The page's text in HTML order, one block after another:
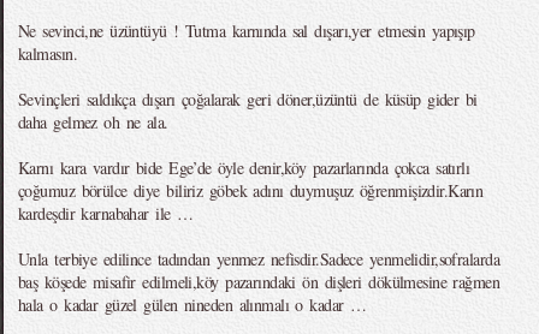
Ne sevinci,ne üzüntüyü ! Tutma karnında sal dışarı,yer etmesin yapışıp
kalmasın.
Sevinçleri saldıkça dışarı çoğalarak geri döner,üzüntü de küsüp gider bi
daha gelmez oh ne ala.
Karnı kara vardır bide Ege’de öyle denir,köy pazarlarında çokca satırlı
çoğumuz börülce diye biliriz göbek adını duymuşuz öğrenmişizdir.Karın
kardeşdir karnabahar ile …
Unla terbiye edilince tadından yenmez nefisdir.Sadece yenmelidir,sofralarda
baş köşede misafir edilmeli,köy pazarındaki ön dişleri dökülmesine rağmen
hala o kadar güzel gülen nineden alınmalı o kadar …